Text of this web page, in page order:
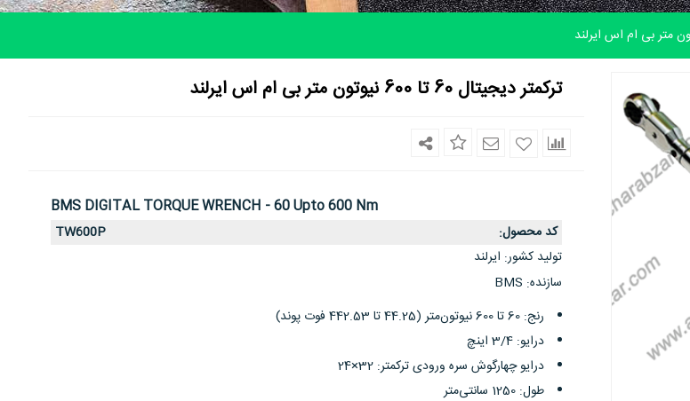
ترکمتر دیجیتال 60 تا 600 نیوتون متر بی ام اس ایرلند
BMS DIGITAL TORQUE WRENCH - 60 Upto 600 Nm
کد محصول:
TW600P
تولید کشور: ایرلند
سازنده:
BMS
رنج: 60 تا 600 نیوتون‌متر (44.25 تا 442.53 فوت پوند)
درایو: 3/4 اینچ
درایو چهارگوش سره‌ ورودی ترکمتر: 32×24
طول: 1250 سانتی‌متر
رنج
2000
پوشش
میدهد.
همه‌ی
مطابق
استاندارد ISO